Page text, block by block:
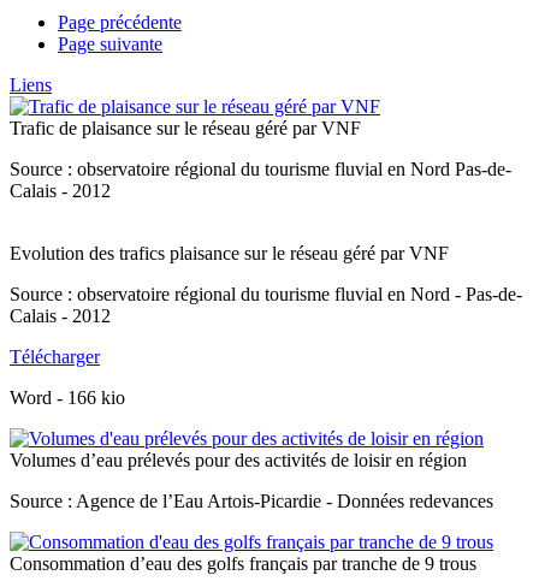
Page précédente
Page suivante
Liens
Trafic de plaisance sur le réseau géré par VNF
Source : observatoire régional du tourisme fluvial en Nord Pas-de-
Calais - 2012
Evolution des trafics plaisance sur le réseau géré par VNF
Source : observatoire régional du tourisme fluvial en Nord - Pas-de-
Calais - 2012
Télécharger
Word - 166 kio
Volumes d’eau prélevés pour des activités de loisir en région
Source : Agence de l’Eau Artois-Picardie - Données redevances
Consommation d’eau des golfs français par tranche de 9 trous